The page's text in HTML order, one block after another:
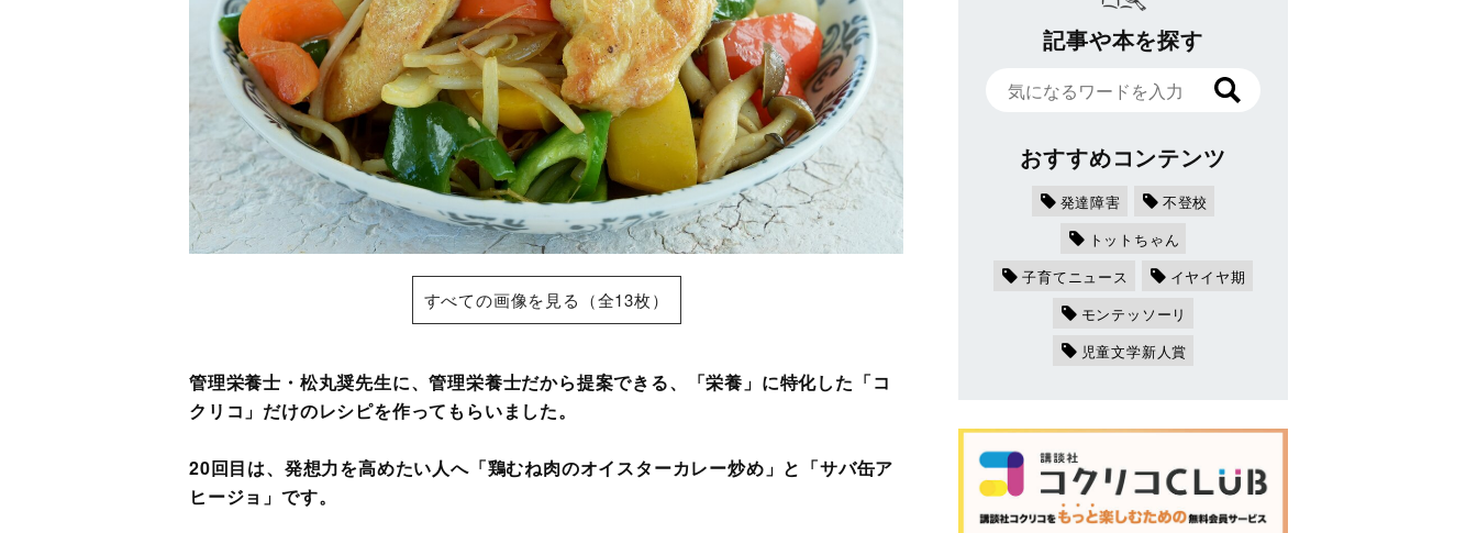
すべての画像を見る（全13枚）
管理栄養士・松丸奨先生に、管理栄養士だから提案できる、「栄養」に特化した「コ
クリコ」だけのレシピを作ってもらいました。
20回目は、発想力を高めたい人へ「鶏むね肉のオイスターカレー炒め」と「サバ缶ア
ヒージョ」です。
記事や本を探す
おすすめコンテンツ
発達障害
不登校
トットちゃん
子育てニュース
イヤイヤ期
モンテッソーリ
児童文学新人賞